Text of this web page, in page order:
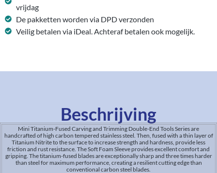
vrijdag
De pakketten worden via DPD verzonden
Veilig betalen via iDeal. Achteraf betalen ook mogelijk.
Beschrijving
Mini Titanium-Fused Carving and Trimming Double-End Tools Series are
handcrafted of high carbon tempered stainless steel. Then, fused with a thin layer of
Titanium Nitrite to the surface to increase strength and hardness, provide less
friction and rust resistance. The Soft Foam Sleeve provides excellent comfort and
gripping. The titanium-fused blades are exceptionally sharp and three times harder
than steel for maximum performance, creating a resilient cutting edge than
conventional carbon steel blades.